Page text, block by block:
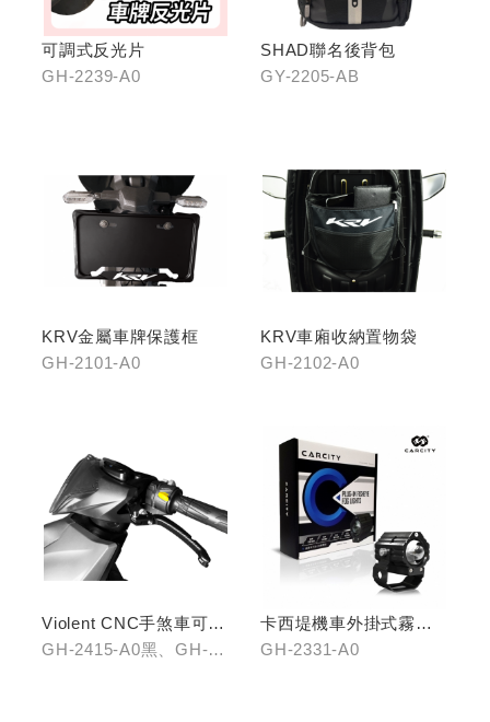
可調式反光片
GH-2239-A0
SHAD聯名後背包
GY-2205-AB
KRV金屬車牌保護框
GH-2101-A0
KRV車廂收納置物袋
GH-2102-A0
Violent CNC手煞車可調
拉桿(黑/銀/鈦)
GH-2415-A0黑、GH-
卡西堤機車外掛式霧燈
組(雙燈)
GH-2331-A0